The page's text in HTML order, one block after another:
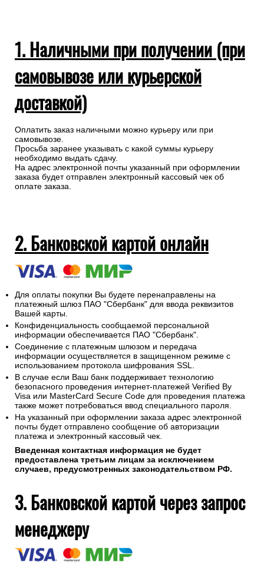
1. Наличными при получении (при
самовывозе или курьерской
доставкой)
Оплатить заказ наличными можно курьеру или при
самовывозе.
Просьба заранее указывать с какой суммы курьеру
необходимо выдать сдачу.
На адрес электронной почты указанный при оформлении
заказа будет отправлен электронный кассовый чек об
оплате заказа.
2. Банковской картой онлайн
Для оплаты покупки Вы будете перенаправлены на
платежный шлюз ПАО "Сбербанк" для ввода реквизитов
Вашей карты.
Конфиденциальность сообщаемой персональной
информации обеспечивается ПАО "Сбербанк".
Соединение с платежным шлюзом и передача
информации осуществляется в защищенном режиме с
использованием протокола шифрования SSL.
В случае если Ваш банк поддерживает технологию
безопасного проведения интернет-платежей Verified By
Visa или MasterCard Secure Code для проведения платежа
также может потребоваться ввод специального пароля.
На указанный при оформлении заказа адрес электронной
почты будет отправлено сообщение об авторизации
платежа и электронный кассовый чек.
Введенная контактная информация не будет
предоставлена третьим лицам за исключением
случаев, предусмотренных законодательством РФ.
3. Банковской картой через запрос
менеджеру